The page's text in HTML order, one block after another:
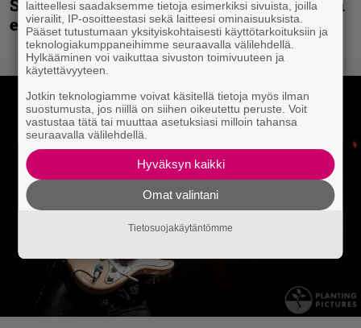
Sid Wilsonin käytös syynä Slipknotista
erottamiseen, raportoi TMZ
laitteellesi saadaksemme tietoja esimerkiksi sivuista, joilla
vierailit, IP-osoitteestasi sekä laitteesi ominaisuuksista.
Pääset tutustumaan yksityiskohtaisesti käyttötarkoituksiin ja
teknologiakumppaneihimme seuraavalla välilehdellä.
Hylkääminen voi vaikuttaa sivuston toimivuuteen ja
käytettävyyteen.
Jotkin teknologiamme voivat käsitellä tietoja myös ilman
suostumusta, jos niillä on siihen oikeutettu peruste. Voit
vastustaa tätä tai muuttaa asetuksiasi milloin tahansa
seuraavalla välilehdellä.
Hyväksyn kaikki
Omat valintani
Tietosuojakäytäntömme